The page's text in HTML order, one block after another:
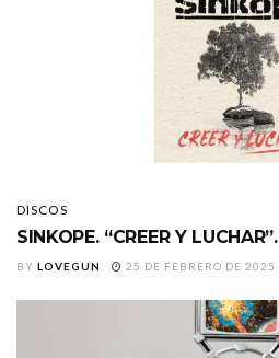
DISCOS
SINKOPE. “CREER Y
BY LOVEGUN 25 DE FEBRERO DE 2025